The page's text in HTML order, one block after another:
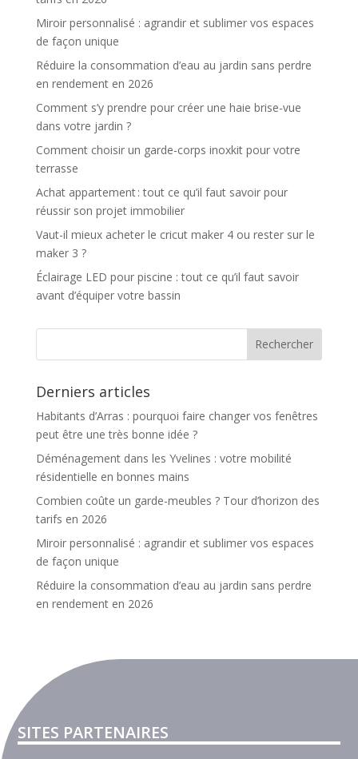
Miroir personnalisé : agrandir et sublimer vos espaces
de façon unique
Réduire la consommation d’eau au jardin sans perdre
en rendement en 2026
Comment s’y prendre pour créer une haie brise-vue
dans votre jardin ?
Comment choisir un garde-corps inoxkit pour votre
terrasse
Achat appartement : tout ce qu’il faut savoir pour
réussir son projet immobilier
Vaut-il mieux acheter le cricut maker 4 ou rester sur le
maker 3 ?
Éclairage LED pour piscine : tout ce qu’il faut savoir
avant d’équiper votre bassin
Derniers articles
Habitants d’Arras : pourquoi faire changer vos fenêtres
peut être une très bonne idée ?
Déménagement dans les Yvelines : votre mobilité
résidentielle en bonnes mains
Combien coûte un garde-meubles ? Tour d’horizon des
tarifs en 2026
Miroir personnalisé : agrandir et sublimer vos espaces
de façon unique
Réduire la consommation d’eau au jardin sans perdre
en rendement en 2026
SITES PARTENAIRES